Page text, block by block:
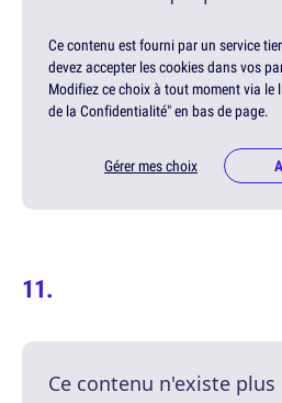
Ce contenu est fourni par un service
devez accepter les cookies dans vos
Modifiez ce choix à tout moment via le
de la Confidentialité" en bas de page.
Gérer mes choix
Ce contenu n'existe plus